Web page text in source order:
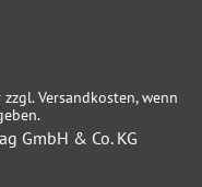
Versandkosten, wenn
GmbH & Co. KG